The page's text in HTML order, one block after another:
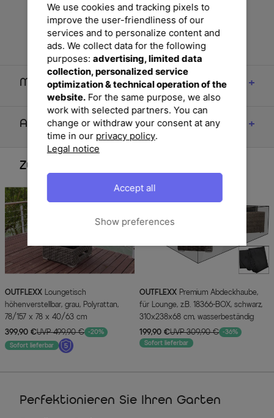
Maße
Artikelmerkmale & Materialien
Zubehör
OUTFLEXX
höhenverstellbar, grau, Polyrattan,
78/157 x 78 x 40/63 cm
399,90 €UVP 499,90 € -20%
Sofort lieferbar
OUTFLEXX
für Lounge, z.B. 18366-BOX, schwarz,
310x238x68 cm, wasserbeständig
199,90 €UVP 309,90 € -36%
Sofort lieferbar
Perfektionieren Sie Ihren Garten
We use cookies and tracking pixels to
improve the user-friendliness of our
services and to personalize content and
ads. We collect data for the following
purposes: advertising, limited data
collection, personalized service
optimization & technical operation of the
website.For the same purpose, we also
work with selected partners. You can
change or withdraw your consent at any
time in our privacy policy.
Legal notice
Show preferences
Accept all